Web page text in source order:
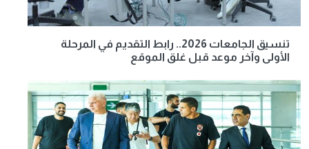
تنسيق الجامعات 2026.. رابط التقديم في المرحلة
الأولى وآخر موعد قبل غلق الموقع